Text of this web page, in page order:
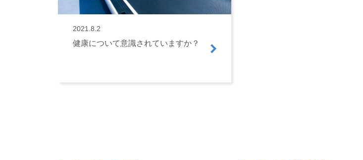
2021.8.2
健康について意識されていますか？